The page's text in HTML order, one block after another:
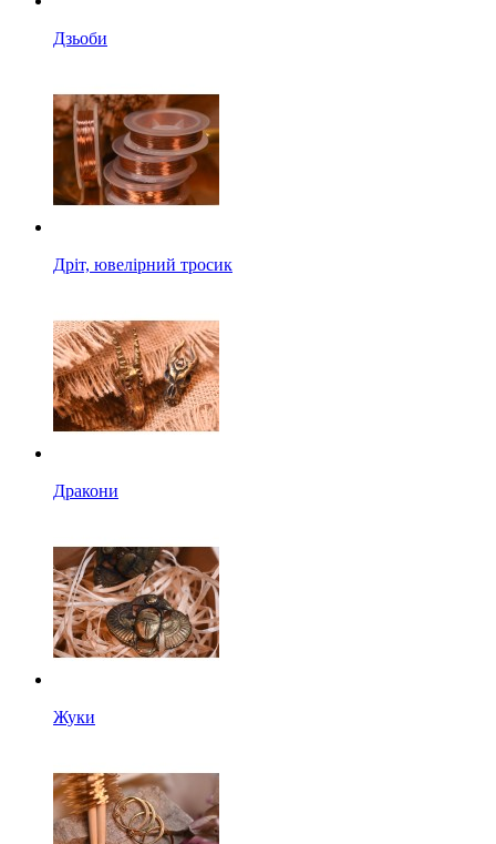
Дзьоби
Дріт, ювелірний тросик
Дракони
Жуки